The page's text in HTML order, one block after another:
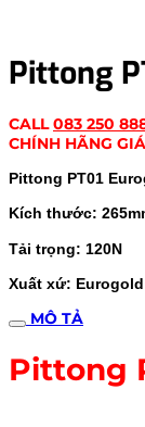
Pittong
CALL083 250
CHÍNH HÃNG
Pittong PT01
Kích thước:
Tải trọng: 120N
Xuất xứ: Eurogold
MÔ TẢ
Pittong